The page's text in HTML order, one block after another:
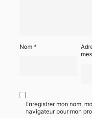
Nom *
Enregistrer mon nom,
navigateur pour mon